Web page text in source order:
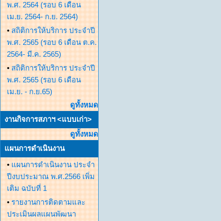
พ.ศ. 2564 (รอบ 6 เดือน
เม.ย. 2564- ก.ย. 2564)
• สถิติการให้บริการ ประจำปี
พ.ศ. 2565 (รอบ 6 เดือน ต.ค.
2564- มี.ค. 2565)
• สถิติการให้บริการ ประจำปี
พ.ศ. 2565 (รอบ 6 เดือน
เม.ย. - ก.ย.65)
ดูทั้งหมด
งานกิจการสภาฯ <แบบเก่า>
ดูทั้งหมด
แผนการดำเนินงาน
• แผนการดำเนินงาน ประจำ
ปีงบประมาณ พ.ศ.2566 เพิ่ม
เติม ฉบับที่ 1
• รายงานการติดตามและ
ประเมินผลแผนพัฒนา